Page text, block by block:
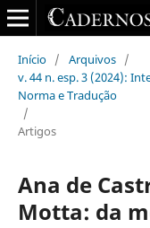
Início / Arquivos /
v. 44 n. esp. 3 (2024):
Norma e Tradução
/
Artigos
Ana de
Motta: da